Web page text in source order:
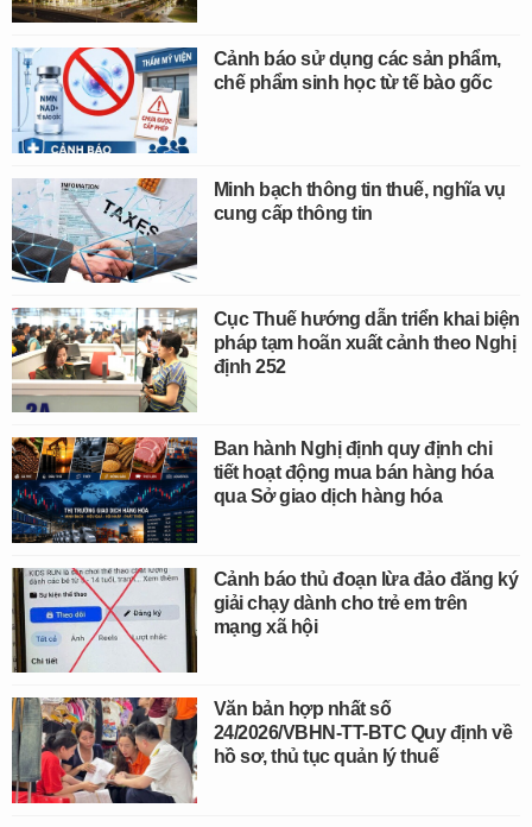
Cảnh báo sử dụng các sản phẩm,
chế phẩm sinh học từ tế bào gốc
Minh bạch thông tin thuế, nghĩa vụ
cung cấp thông tin
Cục Thuế hướng dẫn triển khai biện
pháp tạm hoãn xuất cảnh theo Nghị
định 252
Ban hành Nghị định quy định chi
tiết hoạt động mua bán hàng hóa
qua Sở giao dịch hàng hóa
Cảnh báo thủ đoạn lừa đảo đăng ký
giải chạy dành cho trẻ em trên
mạng xã hội
Văn bản hợp nhất số
24/2026/VBHN-TT-BTC Quy định về
hồ sơ, thủ tục quản lý thuế